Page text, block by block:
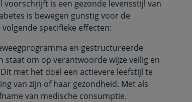
is een gezonde levensstijl van
is bewegen gunstig voor de
specifieke effecten:
en gestructureerde
om op verantwoorde wijze veilig en
met het doel een actievere leefstijl te
van zijn of haar gezondheid. Met als
van medische consumptie.